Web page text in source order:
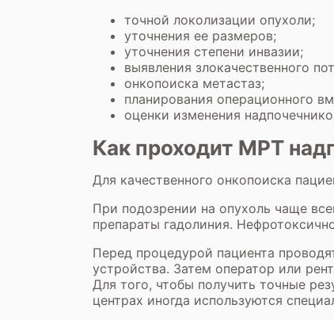
точной локолизации опухоли;
уточнения ее размеров;
уточнения степени инвазии;
выявления злокачественного
онкопоиска метастаз;
планирования операционного
оценки изменения
Как проходит МРТ
Для качественного онкопоиска
При подозрении на опухоль чаще
препараты гадолиния.
Перед процедурой пациента
устройства. Затем оператор или
Для того, чтобы получить точные
центрах иногда используются